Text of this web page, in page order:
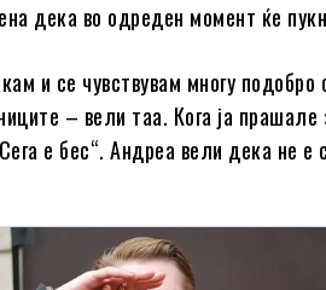
дека во одреден момент ќе
и се чувствувам многу
– вели таа. Кога ја
е бес“. Андреа вели дека не